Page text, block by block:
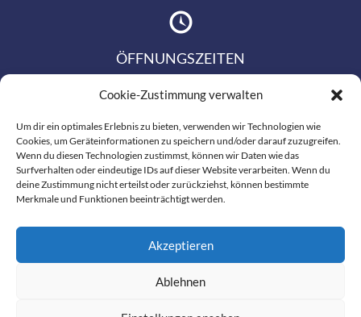
Cookie-Zustimmung verwalten
Um dir ein optimales Erlebnis zu bieten, verwenden wir Technologien wie
Cookies, um Geräteinformationen zu speichern und/oder darauf zuzugreifen.
Wenn du diesen Technologien zustimmst, können wir Daten wie das
Surfverhalten oder eindeutige IDs auf dieser Website verarbeiten. Wenn du
deine Zustimmung nicht erteilst oder zurückziehst, können bestimmte
Merkmale und Funktionen beeinträchtigt werden.
Akzeptieren
Ablehnen
ÖFFNUNGSZEITEN
KONTAKT
037432 / 202 46
Weitere Infos auf ReparaturportalMeinMacher.com